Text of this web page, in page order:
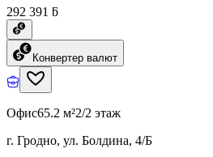
292 391 ƃ
Конвертер валют
Офис65.2 м²2/2 этаж
г. Гродно, ул. Болдина, 4/Б